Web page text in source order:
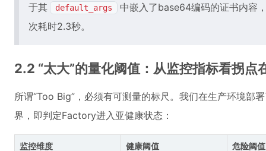
于其
default_args
中嵌入了base64编码的证书内容
次耗时2.3秒。
2.2 “太大”的量化阈值：从监控指标看拐点
所谓“Too Big”，必须有可测量的标尺。我们在生产环境部
界，即判定Factory进入亚健康状态：
监控维度 健康阈值 危险阈值